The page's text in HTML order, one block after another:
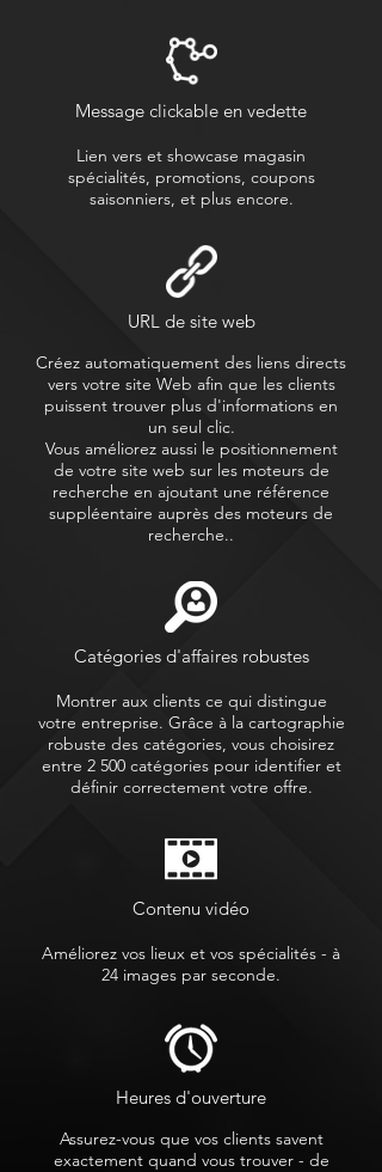
Message clickable en vedette
Lien vers et showcase magasin
spécialités, promotions, coupons
saisonniers, et plus encore.
URL de site web
Créez automatiquement des liens directs
vers votre site Web afin que les clients
puissent trouver plus d'informations en
un seul clic.
Vous améliorez aussi le positionnement
de votre site web sur les moteurs de
recherche en ajoutant une référence
suppléentaire auprès des moteurs de
recherche..
Catégories d'affaires robustes
Montrer aux clients ce qui distingue
votre entreprise. Grâce à la cartographie
robuste des catégories, vous choisirez
entre 2 500 catégories pour identifier et
définir correctement votre offre.
Contenu vidéo
Améliorez vos lieux et vos spécialités - à
24 images par seconde.
Heures d'ouverture
Assurez-vous que vos clients savent
exactement quand vous trouver - de